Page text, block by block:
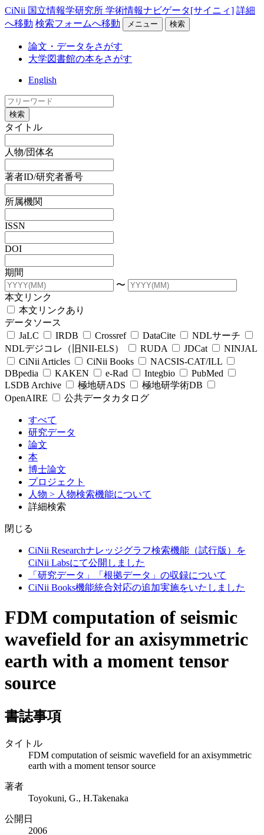
CiNii 国立情報学研究所 学術情報ナビゲータ[サイニィ] 詳細
へ移動 検索フォームへ移動 メニュー 検索
論文・データをさがす
大学図書館の本をさがす
English
検索
タイトル
人物/団体名
著者ID/研究者番号
所属機関
ISSN
DOI
期間
〜
本文リンク
本文リンクあり
データソース
JaLC
IRDB Crossref DataCite
NDLサーチ
NDLデジコレ（旧NII-ELS）
RUDA JDCat
NINJAL
CiNii Articles
CiNii Books
NACSIS-CAT/ILL
DBpedia
KAKEN e-Rad Integbio
PubMed
LSDB Archive
極地研ADS
極地研学術DB
OpenAIRE
公共データカタログ
すべて
研究データ
論文
本
博士論文
プロジェクト
人物 > 人物検索機能について
詳細検索
閉じる
CiNii Researchナレッジグラフ検索機能（試行版）を
CiNii Labsにて公開しました
「研究データ」「根拠データ」の収録について
CiNii Books機能統合対応の追加実施をいたしました
FDM computation of seismic
wavefield for an axisymmetric
earth with a moment tensor
source
書誌事項
タイトル
FDM computation of seismic wavefield for an axisymmetric
earth with a moment tensor source
著者
Toyokuni, G., H.Takenaka
公開日
2006